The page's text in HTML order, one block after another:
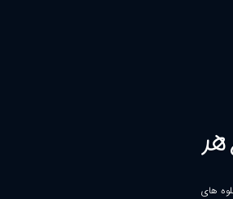
هر
های